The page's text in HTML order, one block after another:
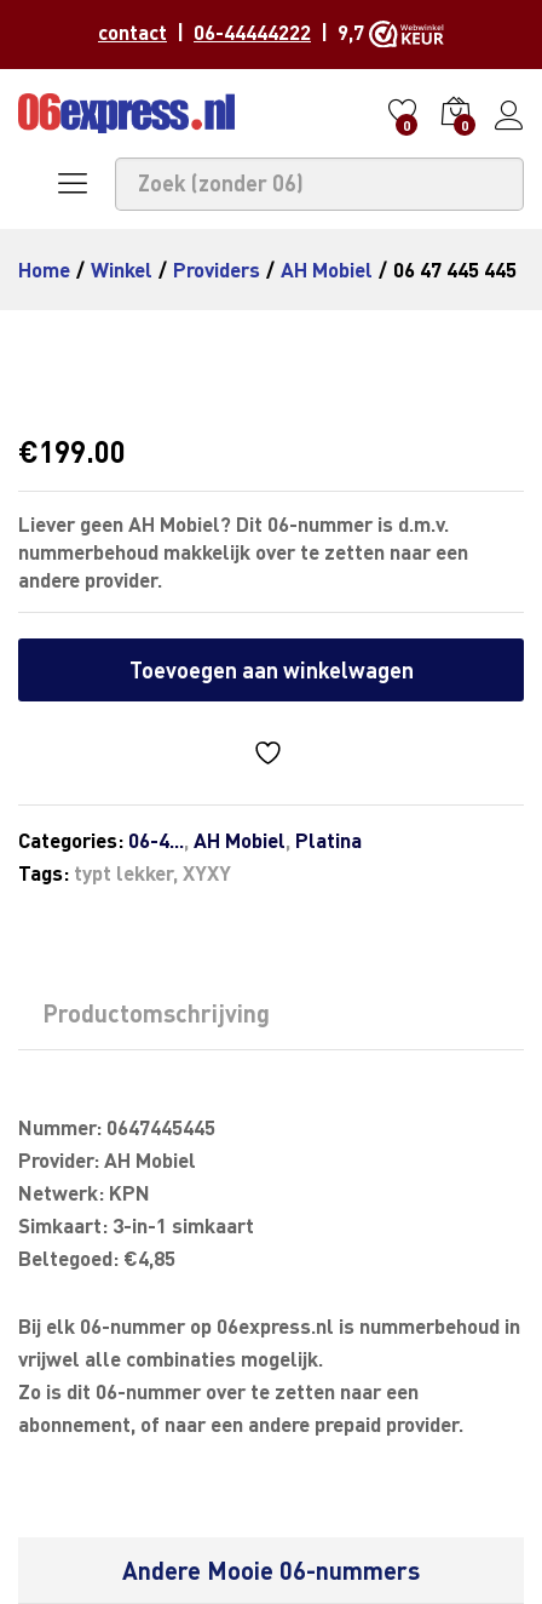
contact 06-44444222 | 9,7
0 0
Home / Winkel / Providers / AH Mobiel / 06 47 445 445
€199.00
Liever geen AH Mobiel? Dit 06-nummer is d.m.v.
nummerbehoud makkelijk over te zetten naar een
andere provider.
Toevoegen aan winkelwagen
Categories: 06-4..., AH Mobiel, Platina
Tags: typt lekker, XYXY
Productomschrijving
Nummer: 0647445445
Provider: AH Mobiel
Netwerk: KPN
Simkaart: 3-in-1 simkaart
Beltegoed: €4,85
Bij elk 06-nummer op 06express.nl is nummerbehoud in
vrijwel alle combinaties mogelijk.
Zo is dit 06-nummer over te zetten naar een
abonnement, of naar een andere prepaid provider.
Andere Mooie 06-nummers